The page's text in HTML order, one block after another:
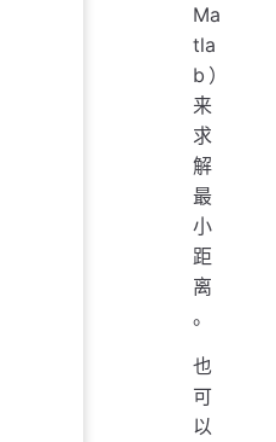
Ma
tla
b）
来
求
解
最
小
距
离
。
也
可
以